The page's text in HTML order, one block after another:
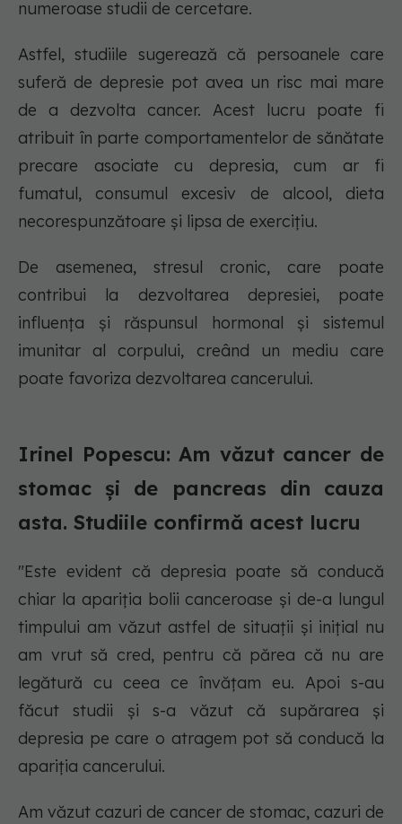
numeroase studii de cercetare.
Astfel, studiile sugerează că persoanele care
suferă de depresie pot avea un risc mai mare
de a dezvolta cancer. Acest lucru poate fi
atribuit în parte comportamentelor de sănătate
precare asociate cu depresia, cum ar fi
fumatul, consumul excesiv de alcool, dieta
necorespunzătoare și lipsa de exercițiu.
De asemenea, stresul cronic, care poate
contribui la dezvoltarea depresiei, poate
influența și răspunsul hormonal și sistemul
imunitar al corpului, creând un mediu care
poate favoriza dezvoltarea cancerului.
Irinel Popescu: Am văzut cancer de
stomac și de pancreas din cauza
asta. Studiile confirmă acest lucru
"Este evident că depresia poate să conducă
chiar la apariția bolii canceroase și de-a lungul
timpului am văzut astfel de situații și inițial nu
am vrut să cred, pentru că părea că nu are
legătură cu ceea ce învățam eu. Apoi s-au
făcut studii și s-a văzut că supărarea și
depresia pe care o atragem pot să conducă la
apariția cancerului.
Am văzut cazuri de cancer de stomac, cazuri de